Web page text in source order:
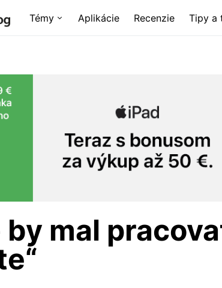
Témy Aplikácie Recenzie Tipy a
mal